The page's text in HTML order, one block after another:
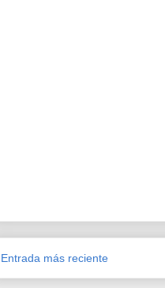
Entrada más reciente